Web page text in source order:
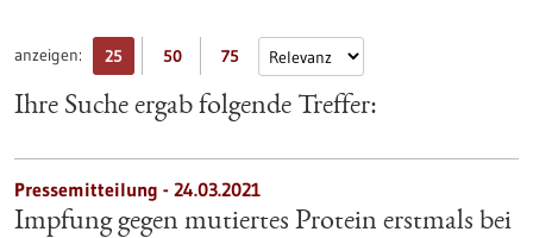
anzeigen: 25 50 75
Ihre Suche ergab folgende Treffer:
Pressemitteilung - 24.03.2021
Impfung gegen mutiertes Protein erstmals bei